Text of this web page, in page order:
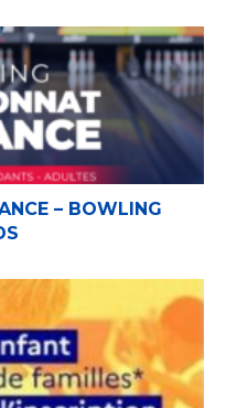
– BOWLING